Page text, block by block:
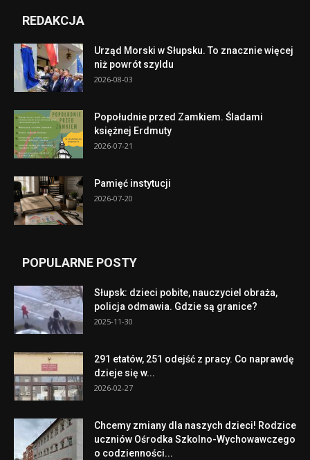
REDAKCJA
Urząd Morski w Słupsku. To znacznie więcej
niż powrót szyldu
2026-08-03
Popołudnie przed Zamkiem. Śladami
księżnej Erdmuty
2026-07-21
Pamięć instytucji
2026-07-20
POPULARNE POSTY
Słupsk: dzieci pobite, nauczyciel obraża,
policja odmawia. Gdzie są granice?
2025-11-30
291 etatów, 251 odejść z pracy. Co naprawdę
dzieje się w...
2026-02-27
Chcemy zmiany dla naszych dzieci! Rodzice
uczniów Ośrodka Szkolno-Wychowawczego
o codzienności...